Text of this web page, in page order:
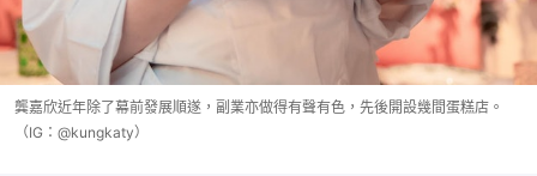
龔嘉欣近年除了幕前發展順遂，副業亦做得有聲有色，先後開設幾間蛋糕店。
（IG：@kungkaty）